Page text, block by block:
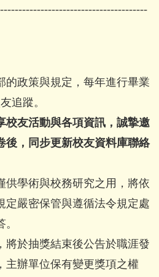
的政策與規定，每年進行畢業
追蹤。
校友活動與各項資訊，誠摯邀
後，同步更新校友資料庫聯絡
供學術與校務研究之用，將依
定嚴密保管與遵循法令規定處
將於抽獎結束後公告於職涯發
主辦單位保有變更獎項之權